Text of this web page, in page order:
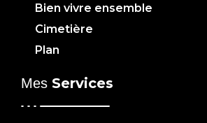
Bien vivre ensemble
Cimetière
Plan
Mes Services